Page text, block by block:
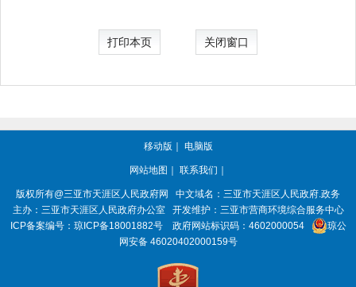
打印本页 关闭窗口
移动版 ｜ 电脑版
网站地图 ｜ 联系我们 ｜
版权所有@三亚市天涯区人民政府网 中文域名： 三亚市天涯区人民政府.政务
主办：三亚市天涯区人民政府办公室
开发维护：三亚市营商环境综合服务中心
ICP备案编号： 琼ICP备18001882号 政府网站标识码： 4602000054
琼公
网安备 46020402000159号